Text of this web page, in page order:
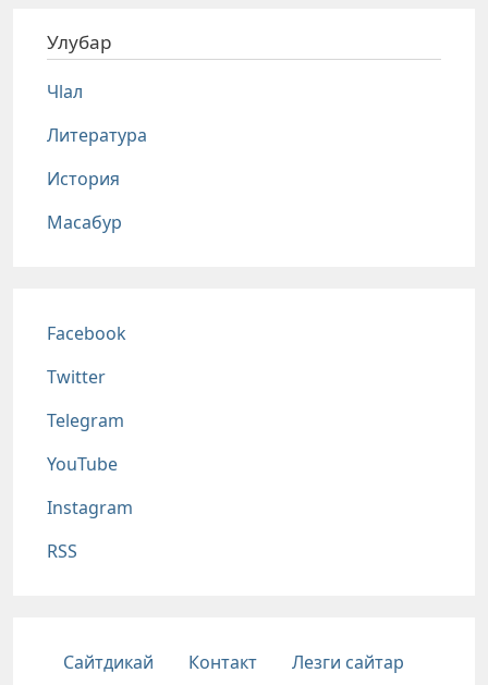
Улубар
Чlал
Литература
История
Масабур
Соц сети
Facebook
Twitter
Telegram
YouTube
Instagram
RSS
Подвал
Сайтдикай Контакт Лезги сайтар